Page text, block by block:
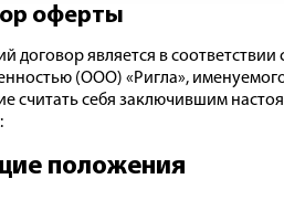
оферты
договор является в
(ООО) «Ригла»,
считать себя заключившим
положения